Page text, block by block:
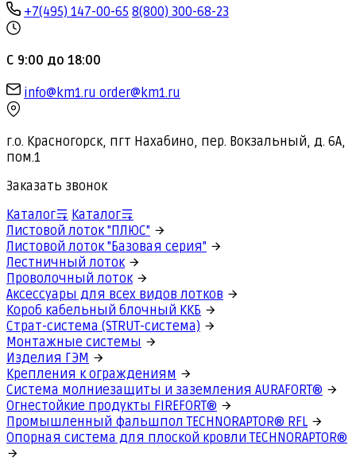
+7(495) 147-00-65 8(800) 300-68-23
С 9:00 до 18:00
info@km1.ru order@km1.ru
г.о. Красногорск, пгт Нахабино, пер. Вокзальный, д. 6А,
пом.1
Заказать звонок
Каталог
Каталог
Листовой лоток "ПЛЮС"
Листовой лоток "Базовая серия"
Лестничный лоток
Проволочный лоток
Аксессуары для всех видов лотков
Короб кабельный блочный ККБ
Страт-система (STRUT-система)
Монтажные системы
Изделия ГЭМ
Крепления к ограждениям
Система молниезащиты и заземления AURAFORT®
Огнестойкие продукты FIREFORT®
Промышленный фальшпол TECHNORAPTOR® RFL
Опорная система для плоской кровли TECHNORAPTOR®